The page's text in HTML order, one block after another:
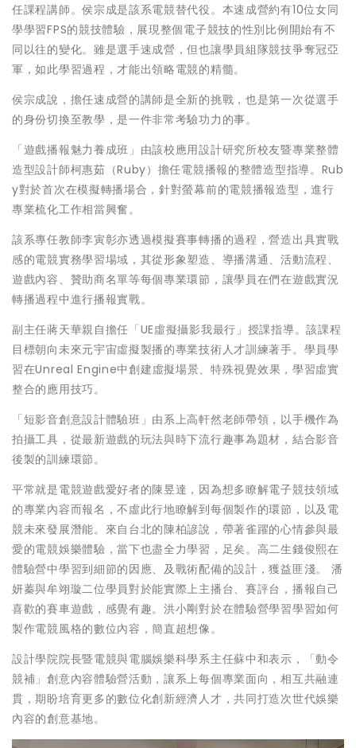
任課程講師。侯宗成是該系電競替代役。本速成營約有10位女同
學學習FPS的競技體驗，展現整個電子競技的性別比例開始有不
同以往的變化。雖是選手速成營，但也讓學員組隊競技爭奪冠亞
軍，如此學習過程，才能出領略電競的精髓。
侯宗成說，擔任速成營的講師是全新的挑戰，也是第一次從選手
的身份切換至教學，是一件非常考驗功力的事。
「遊戲播報魅力養成班」由該校應用設計研究所校友暨專業整體
造型設計師柯惠茹（Ruby）擔任電競播報的整體造型指導。Rub
y對於首次在模擬轉播場合，針對螢幕前的電競播報造型，進行
專業梳化工作相當興奮。
該系專任教師李寅彰亦透過模擬賽事轉播的過程，營造出具實戰
感的電競實務學習場域，其從形象塑造、導播溝通、活動流程、
遊戲內容、贊助商名單等每個專業環節，讓學員在們在遊戲實況
轉播過程中進行播報實戰。
副主任蔣天華親自擔任「UE虛擬攝影我最行」授課指導。該課程
目標朝向未來元宇宙虛擬製播的專業技術人才訓練著手。學員學
習在Unreal Engine中創建虛擬場景、特殊視覺效果，學習虛實
整合的應用技巧。
「短影音創意設計體驗班」由系上高軒然老師帶領，以手機作為
拍攝工具，從最新遊戲的玩法與時下流行趣事為題材，結合影音
後製的訓練環節。
平常就是電競遊戲愛好者的陳昱達，因為想多瞭解電子競技領域
的專業內容而報名，不虛此行地瞭解到每個製作的環節，以及電
競未來發展潛能。來自台北的陳柏諺說，帶著雀躍的心情參與最
愛的電競娛樂體驗，當下也盡全力學習，足矣。高二生錢俊熙在
體驗營中學習到細節的因應、及戰術配備的設計，獲益匪淺。 潘
妍蓁與牟翊璇二位學員對於能實際上主播台、賽評台，播報自己
喜歡的賽車遊戲，感覺有趣。洪小剛對於在體驗營學習學習如何
製作電競風格的數位內容，簡直超想像。
設計學院院長暨電競與電腦娛樂科學系主任蘇中和表示，「動令
競補」創意內容體驗營活動，讓系上每個專業面向，相互共融連
貫，期盼培育更多的數位化創新經濟人才，共同打造次世代娛樂
內容的創意基地。